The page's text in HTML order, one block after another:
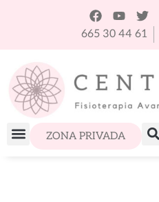
665 30 44 61
ZONA PRIVADA